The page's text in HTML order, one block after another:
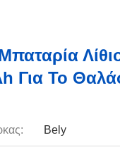
Για Το
Bely